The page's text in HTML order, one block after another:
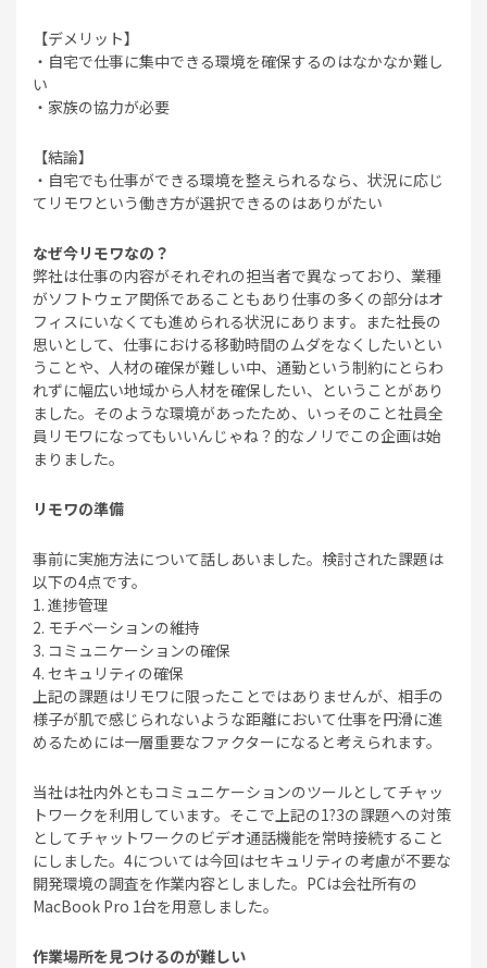
【デメリット】
・自宅で仕事に集中できる環境を確保するのはなかなか難し
い
・家族の協力が必要
【結論】
・自宅でも仕事ができる環境を整えられるなら、状況に応じ
てリモワという働き方が選択できるのはありがたい
なぜ今リモワなの？
弊社は仕事の内容がそれぞれの担当者で異なっており、業種
がソフトウェア関係であることもあり仕事の多くの部分はオ
フィスにいなくても進められる状況にあります。また社長の
思いとして、仕事における移動時間のムダをなくしたいとい
うことや、人材の確保が難しい中、通勤という制約にとらわ
れずに幅広い地域から人材を確保したい、ということがあり
ました。そのような環境があったため、いっそのこと社員全
員リモワになってもいいんじゃね？的なノリでこの企画は始
まりました。
リモワの準備
事前に実施方法について話しあいました。検討された課題は
以下の4点です。
1. 進捗管理
2. モチベーションの維持
3. コミュニケーションの確保
4. セキュリティの確保
上記の課題はリモワに限ったことではありませんが、相手の
様子が肌で感じられないような距離において仕事を円滑に進
めるためには一層重要なファクターになると考えられます。
当社は社内外ともコミュニケーションのツールとしてチャッ
トワークを利用しています。そこで上記の1?3の課題への対策
としてチャットワークのビデオ通話機能を常時接続すること
にしました。4については今回はセキュリティの考慮が不要な
開発環境の調査を作業内容としました。PCは会社所有の
MacBook Pro 1台を用意しました。
作業場所を見つけるのが難しい